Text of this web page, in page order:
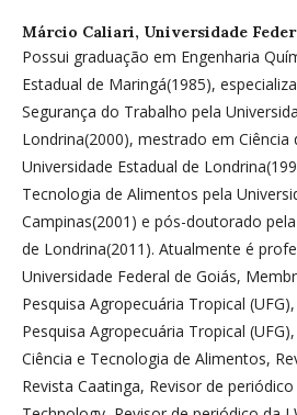
Márcio Caliari, Universidade
Possui graduação em Engenharia
Estadual de Maringá(1985),
Segurança do Trabalho pela
Londrina(2000), mestrado em Ciência
Universidade Estadual de
Tecnologia de Alimentos pela
Campinas(2001) e pós-doutorado
de Londrina(2011). Atualmente é
Universidade Federal de Goiás,
Pesquisa Agropecuária Tropical
Pesquisa Agropecuária Tropical
Ciência e Tecnologia de Alimentos,
Revista Caatinga, Revisor de